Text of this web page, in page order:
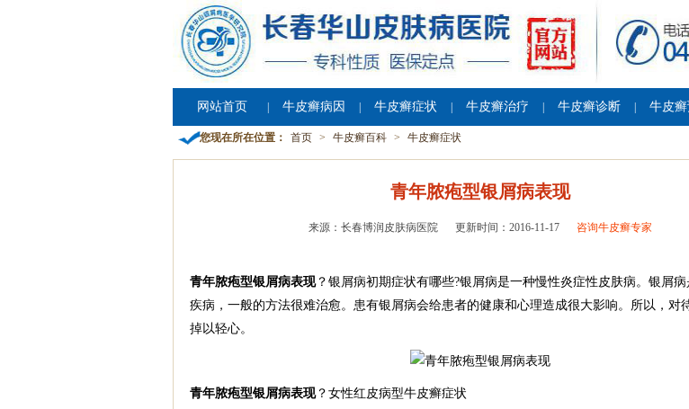
网站首页 牛皮癣病因 牛皮癣症状 牛皮癣治疗 牛皮癣诊断 牛皮
您现在所在位置： 首页 > 牛皮癣百科 > 牛皮癣症状
青年脓疱型银屑病表现
来源：长春博润皮肤病医院 更新时间：2016-11-17 咨询牛皮癣专家
青年脓疱型银屑病表现？银屑病初期症状有哪些?银屑病是一种慢性炎症性皮肤病。银屑
疾病，一般的方法很难治愈。患有银屑病会给患者的健康和心理造成很大影响。所以，对
掉以轻心。
青年脓疱型银屑病表现？女性红皮病型牛皮癣症状